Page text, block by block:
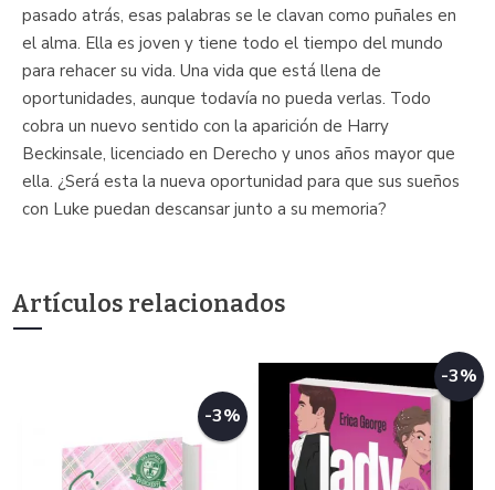
pasado atrás, esas palabras se le clavan como puñales en
el alma. Ella es joven y tiene todo el tiempo del mundo
para rehacer su vida. Una vida que está llena de
oportunidades, aunque todavía no pueda verlas. Todo
cobra un nuevo sentido con la aparición de Harry
Beckinsale, licenciado en Derecho y unos años mayor que
ella. ¿Será esta la nueva oportunidad para que sus sueños
con Luke puedan descansar junto a su memoria?
Artículos relacionados
-3%
-3%